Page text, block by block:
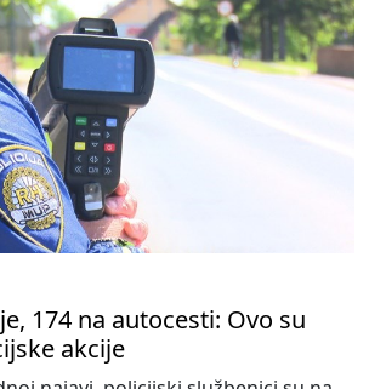
174 na autocesti: Ovo su
akcije